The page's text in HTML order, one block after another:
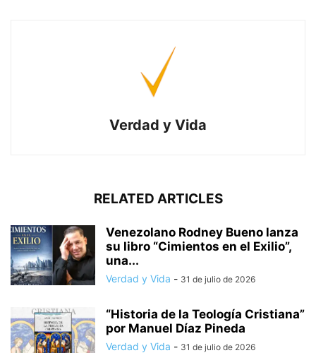
Verdad y Vida
RELATED ARTICLES
Venezolano Rodney Bueno lanza
su libro “Cimientos en el Exilio”,
una...
Verdad y Vida - 31 de julio de 2026
“Historia de la Teología Cristiana”
por Manuel Díaz Pineda
Verdad y Vida - 31 de julio de 2026